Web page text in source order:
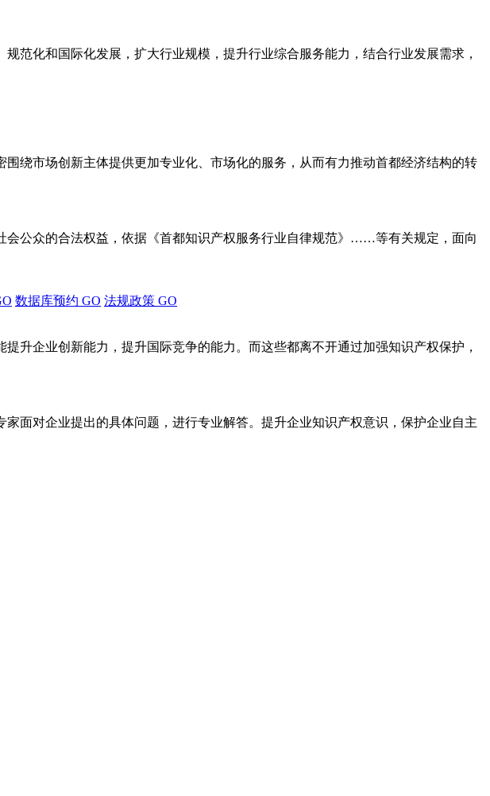
范化和国际化发展，扩大行业规模，提升行业综合服务能力，结合行业发展需求，
绕市场创新主体提供更加专业化、市场化的服务，从而有力推动首都经济结构的转
公众的合法权益，依据《首都知识产权服务行业自律规范》……等有关规定，面向
数据库预约 GO 法规政策 GO
升企业创新能力，提升国际竞争的能力。而这些都离不开通过加强知识产权保护，
面对企业提出的具体问题，进行专业解答。提升企业知识产权意识，保护企业自主